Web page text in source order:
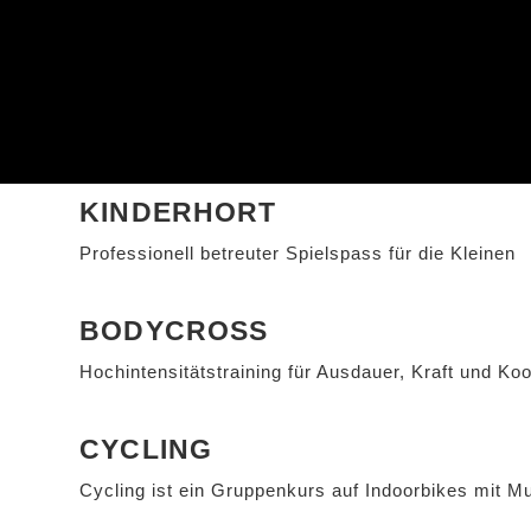
KINDERHORT
Professionell betreuter Spielspass für die Kleinen
BODYCROSS
Hochintensitätstraining für Ausdauer, Kraft und
CYCLING
Cycling ist ein Gruppenkurs auf Indoorbikes mit